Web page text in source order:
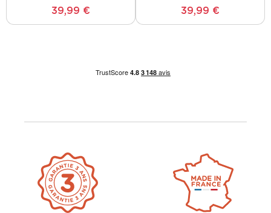
39,99 € 39,99 €